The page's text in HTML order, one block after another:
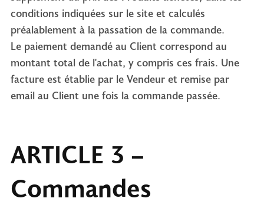
conditions indiquées sur le site et calculés
préalablement à la passation de la commande.
Le paiement demandé au Client correspond au
montant total de l'achat, y compris ces frais. Une
facture est établie par le Vendeur et remise par
email au Client une fois la commande passée.
ARTICLE 3 –
Commandes